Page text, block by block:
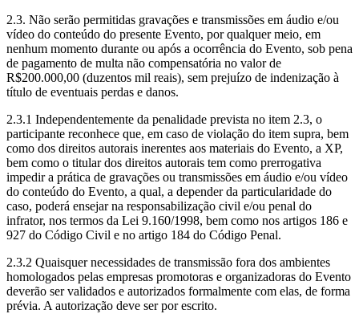
2.3. Não serão permitidas gravações e transmissões em áudio e/ou
vídeo do conteúdo do presente Evento, por qualquer meio, em
nenhum momento durante ou após a ocorrência do Evento, sob pena
de pagamento de multa não compensatória no valor de
R$200.000,00 (duzentos mil reais), sem prejuízo de indenização à
título de eventuais perdas e danos.
2.3.1 Independentemente da penalidade prevista no item 2.3, o
participante reconhece que, em caso de violação do item supra, bem
como dos direitos autorais inerentes aos materiais do Evento, a XP,
bem como o titular dos direitos autorais tem como prerrogativa
impedir a prática de gravações ou transmissões em áudio e/ou vídeo
do conteúdo do Evento, a qual, a depender da particularidade do
caso, poderá ensejar na responsabilização civil e/ou penal do
infrator, nos termos da Lei 9.160/1998, bem como nos artigos 186 e
927 do Código Civil e no artigo 184 do Código Penal.
2.3.2 Quaisquer necessidades de transmissão fora dos ambientes
homologados pelas empresas promotoras e organizadoras do Evento
deverão ser validados e autorizados formalmente com elas, de forma
prévia. A autorização deve ser por escrito.